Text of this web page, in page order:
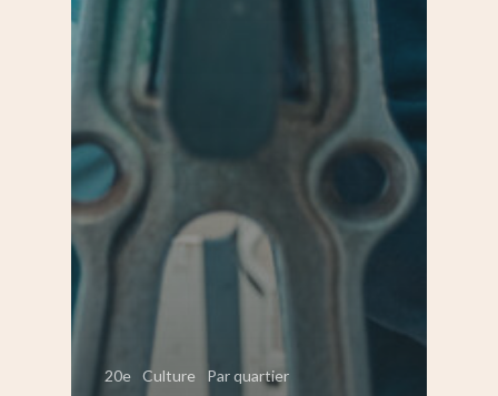
20e Culture Par quartier